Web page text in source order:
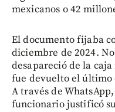
mexicanos o 42
El documento fijaba
diciembre de 2024.
desapareció de la
fue devuelto el último
A través de
funcionario justificó